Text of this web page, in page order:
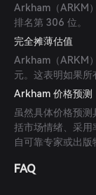
Arkham（ARKM
排名第 306 位。
完全摊薄估值
Arkham（ARKM
元。这表明如果所
Arkham 价格预测
虽然具体价格预
括市场情绪、采用
自可靠专家或出版
FAQ